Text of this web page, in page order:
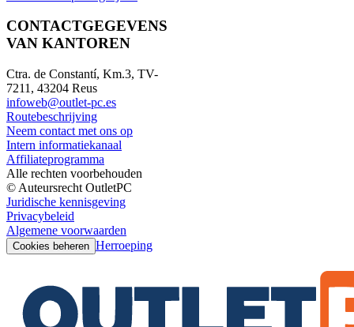
CONTACTGEGEVENS
VAN KANTOREN
Ctra. de Constantí, Km.3, TV-
7211, 43204 Reus
infoweb@outlet-pc.es
Routebeschrijving
Neem contact met ons op
Intern informatiekanaal
Affiliateprogramma
Alle rechten voorbehouden
© Auteursrecht OutletPC
Juridische kennisgeving
Privacybeleid
Algemene voorwaarden
Cookies beheren Herroeping